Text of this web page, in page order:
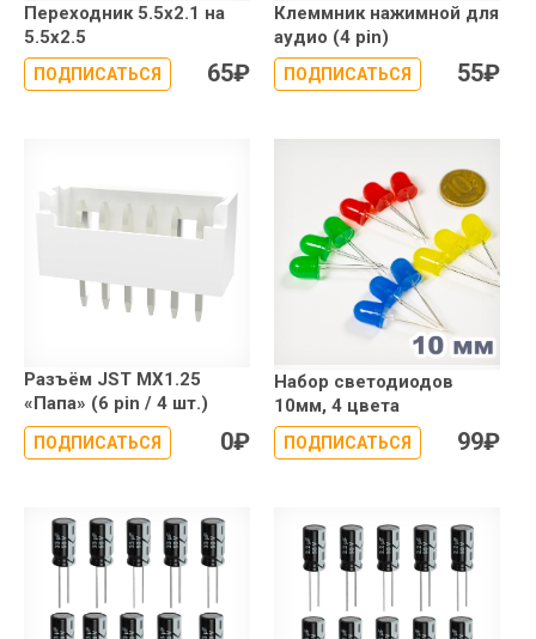
Переходник 5.5x2.1 на
5.5x2.5
ПОДПИСАТЬСЯ 65₽
Клеммник нажимной для
аудио (4 pin)
ПОДПИСАТЬСЯ 55₽
Разъём JST MX1.25
«Папа» (6 pin / 4 шт.)
ПОДПИСАТЬСЯ 0₽
Набор светодиодов
10мм, 4 цвета
ПОДПИСАТЬСЯ 99₽